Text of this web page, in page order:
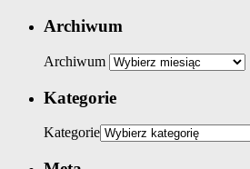
Archiwum
Archiwum
Kategorie
Kategorie